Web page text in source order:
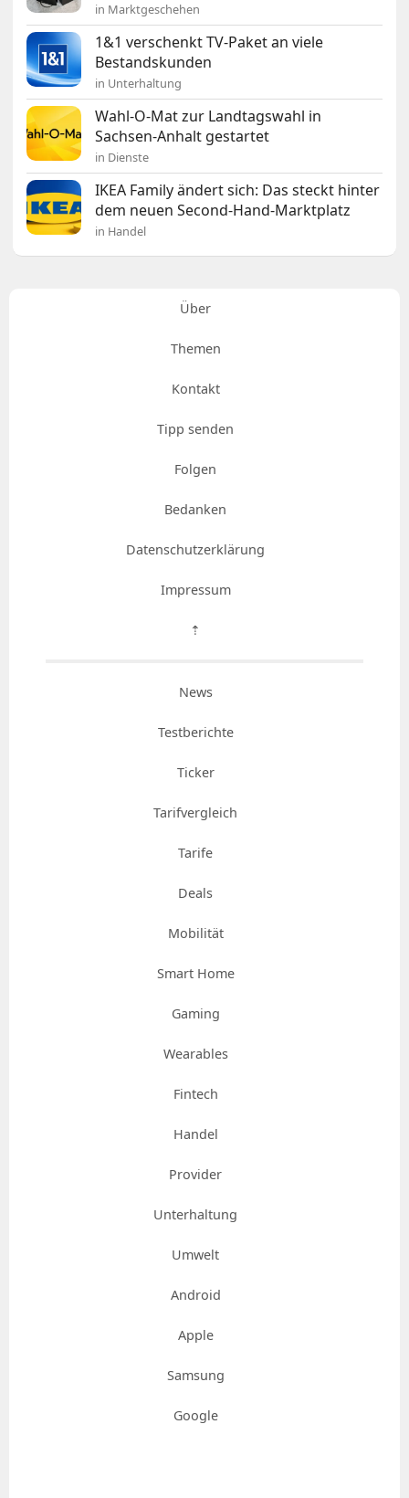
in Marktgeschehen
1&1 verschenkt TV-Paket an viele
Bestandskunden
in Unterhaltung
Wahl-O-Mat zur Landtagswahl in
Sachsen-Anhalt gestartet
in Dienste
IKEA Family ändert sich: Das steckt hinter
dem neuen Second-Hand-Marktplatz
in Handel
Über
Themen
Kontakt
Tipp senden
Folgen
Bedanken
Datenschutzerklärung
Impressum
⇡
News
Testberichte
Ticker
Tarifvergleich
Tarife
Deals
Mobilität
Smart Home
Gaming
Wearables
Fintech
Handel
Provider
Unterhaltung
Umwelt
Android
Apple
Samsung
Google